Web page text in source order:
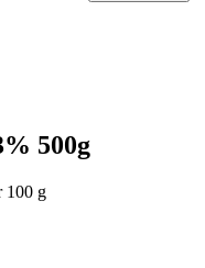
500g
100 g